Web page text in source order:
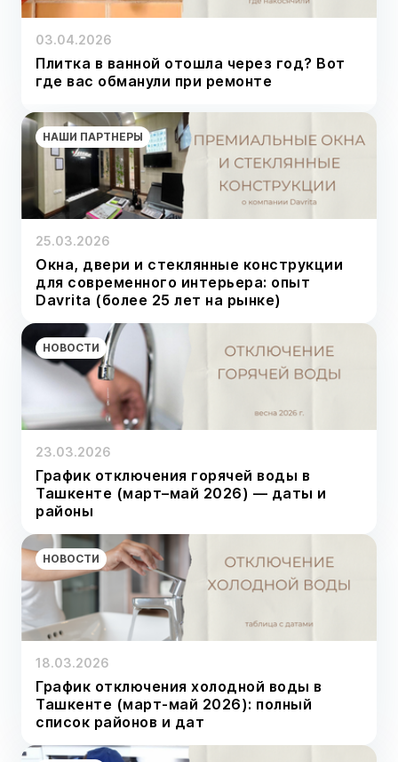
03.04.2026
Плитка в ванной отошла через год? Вот
где вас обманули при ремонте
НАШИ ПАРТНЕРЫ
25.03.2026
Окна, двери и стеклянные конструкции
для современного интерьера: опыт
Davrita (более 25 лет на рынке)
НОВОСТИ
23.03.2026
График отключения горячей воды в
Ташкенте (март–май 2026) — даты и
районы
НОВОСТИ
18.03.2026
График отключения холодной воды в
Ташкенте (март-май 2026): полный
список районов и дат